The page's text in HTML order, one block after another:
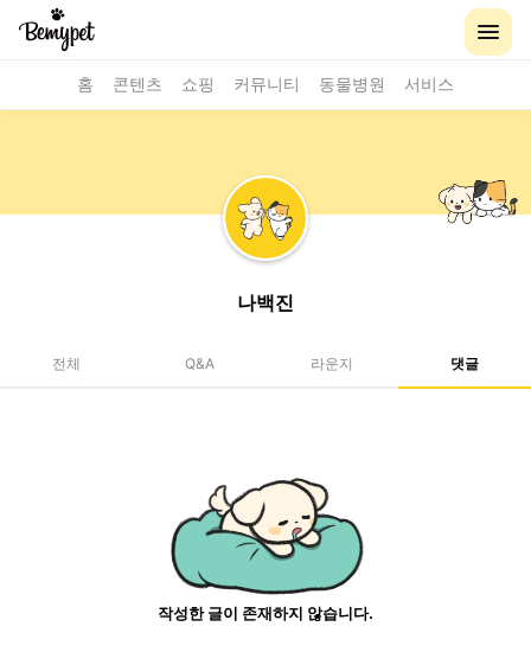
홈 콘텐츠 쇼핑 커뮤니티 동물병원 서비스
나백진
전체 Q&A 라운지 댓글
작성한 글이 존재하지 않습니다.